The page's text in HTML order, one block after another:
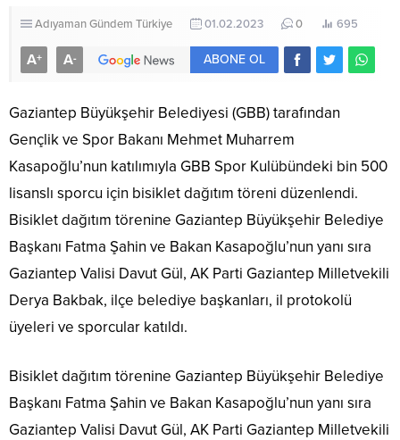
AdıyamanGündem Türkiye 01.02.2023 0 695
A+ A- ABONE OL
Gaziantep Büyükşehir Belediyesi (GBB) tarafından
Gençlik ve Spor Bakanı Mehmet Muharrem
Kasapoğlu’nun katılımıyla GBB Spor Kulübündeki bin 500
lisanslı sporcu için bisiklet dağıtım töreni düzenlendi.
Bisiklet dağıtım törenine Gaziantep Büyükşehir Belediye
Başkanı Fatma Şahin ve Bakan Kasapoğlu’nun yanı sıra
Gaziantep Valisi Davut Gül, AK Parti Gaziantep Milletvekili
Derya Bakbak, ilçe belediye başkanları, il protokolü
üyeleri ve sporcular katıldı.
Bisiklet dağıtım törenine Gaziantep Büyükşehir Belediye
Başkanı Fatma Şahin ve Bakan Kasapoğlu’nun yanı sıra
Gaziantep Valisi Davut Gül, AK Parti Gaziantep Milletvekili